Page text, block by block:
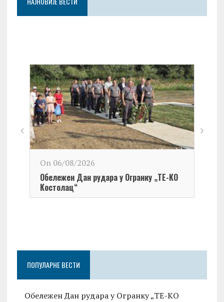
On 06/08/2026
Обележен Дан рудара у Огранку „ТЕ-KО
Kостолац“
ПОПУЛАРНЕ ВЕСТИ
Обележен Дан рудара у Огранку „ТЕ-KО